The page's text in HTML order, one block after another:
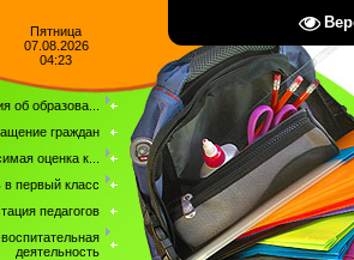
Пятница
07.08.2026
04:23
об образова...
граждан
оценка к...
в первый класс
педагогов
деятельность